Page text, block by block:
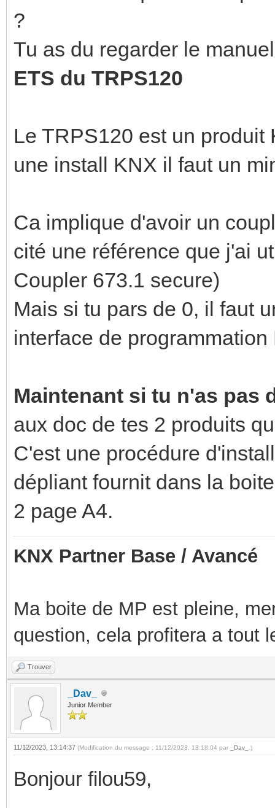
?
Tu as du regarder le
ETS du TRPS120
Le TRPS120 est un
une install KNX il faut un
Ca implique d'avoir un
cité une référence que j'ai
Coupler 673.1 secure)
Mais si tu pars de 0, il faut
interface de
Maintenant si tu n'as pas
aux doc de tes 2 produits
C'est une procédure
dépliant fournit dans la
2 page A4.
KNX Partner Base / Avancé
Ma boite de MP est pleine,
question, cela profitera a tout
Trouver
_Dav_
Junior Member
11/12/2023, 13:14:37 (Modification du message : 11/12/2023, 13:18:04 par _Dav_ .)
Bonjour filou59,